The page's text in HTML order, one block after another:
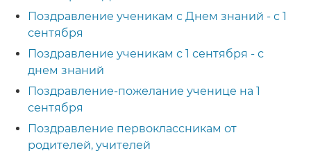
Поздравление ученикам с Днем знаний - с 1
сентября
Поздравление ученикам с 1 сентября - с
днем знаний
Поздравление-пожелание ученице на 1
сентября
Поздравление первоклассникам от
родителей, учителей